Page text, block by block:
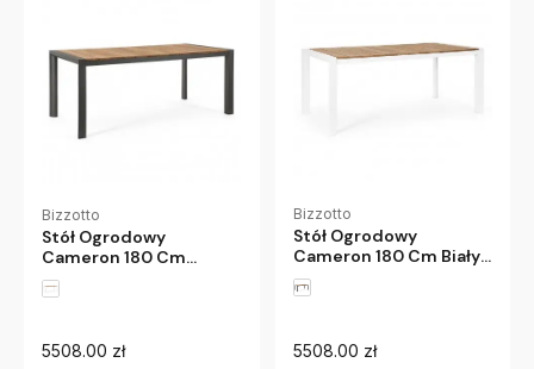
Bizzotto
Stół Ogrodowy
Cameron 180 Cm
Antracytowy Bizzotto
5508.00 zł
Bizzotto
Stół Ogrodowy
Cameron 180 Cm Biały
Bizzotto
5508.00 zł